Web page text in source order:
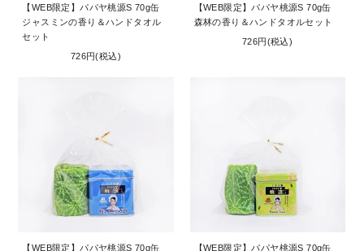
【WEB限定】パパヤ桃源S 70g缶
ジャスミンの香り＆ハンドタオル
セット
726円(税込)
【WEB限定】パパヤ桃源S 70g缶
森林の香り＆ハンドタオルセット
726円(税込)
【WEB限定】パパヤ桃源S 70g缶
【WEB限定】パパヤ桃源S 70g缶